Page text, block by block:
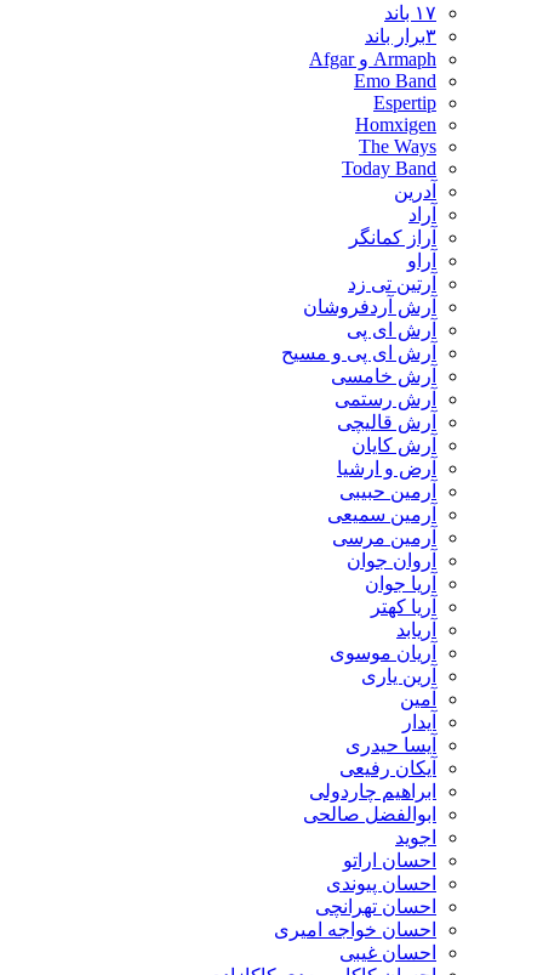
۱۷ باند
۳برار باند
Armaph و Afgar
Emo Band
Espertip
Homxigen
The Ways
Today Band
آدرین
آراد
آراز کمانگر
آراو
آرتین تی زد
آرش آردفروشان
آرش ای پی
آرش ای پی و مسیح
آرش خامسی
آرش رستمی
آرش قالیچی
آرش کایان
​آرض و ارشیا
آرمین حبیبی
آرمین سمیعی
آرمین مرسی
آروان جوان
آریا جوان
آریا کهتر
آریابد
آریان موسوی
آرین یاری
آمین
آیدار
آیسا حیدری
آیکان رفیعی
ابراهیم چاردولی
ابوالفضل صالحی
اجوید
احسان اراتو
احسان پیوندی
احسان تهرانچی
احسان خواجه امیری
احسان غیبی